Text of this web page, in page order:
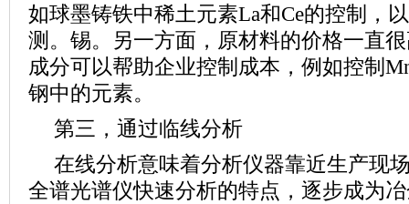
如球墨铸铁中稀土元素La和Ce的控制，
测。锡。另一方面，原材料的价格一直
成分可以帮助企业控制成本，例如控制
钢中的元素。
第三，通过临线分析
在线分析意味着分析仪器靠近生产现
全谱光谱仪快速分析的特点，逐步成为